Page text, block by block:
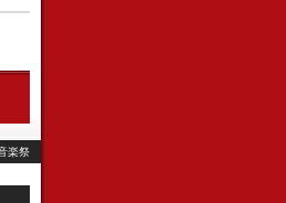
楽祭